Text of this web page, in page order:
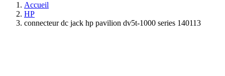
Accueil
HP
connecteur dc jack hp pavilion dv5t-1000 series 140113